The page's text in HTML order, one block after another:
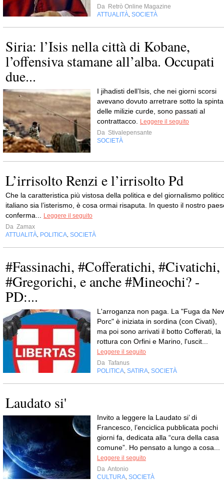
Da Retrò Online Magazine
ATTUALITÀ, SOCIETÀ
Siria: l’Isis nella città di Kobane,
l’offensiva stamane all’alba. Occupati
due...
I jihadisti dell’Isis, che nei giorni scorsi
avevano dovuto arretrare sotto la spinta
delle milizie curde, sono passati al
contrattacco. Leggere il seguito
Da Stivalepensante
SOCIETÀ
L’irrisolto Renzi e l’irrisolto Pd
Che la caratteristica più vistosa della politica e del giornalismo
italiano sia l’isterismo, è cosa ormai risaputa. In questo il nostro
conferma... Leggere il seguito
Da Zamax
ATTUALITÀ, POLITICA, SOCIETÀ
#Fassinachi, #Cofferatichi, #Civatichi,
#Gregorichi, e anche #Mineochi? -
PD:...
L'arroganza non paga. La "Fuga da
Porc" è iniziata in sordina (con Civati),
ma poi sono arrivati il botto Cofferati, la
rottura con Orfini e Marino, l'uscit...
Leggere il seguito
Da Tafanus
POLITICA, SATIRA, SOCIETÀ
Laudato si'
Invito a leggere la Laudato si’ di
Francesco, l’enciclica pubblicata pochi
giorni fa, dedicata alla “cura della casa
comune”. Ho pensato a lungo a cosa...
Leggere il seguito
Da Antonio
CULTURA, SOCIETÀ